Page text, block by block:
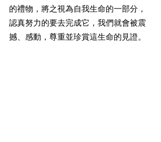
的禮物，將之視為自我生命的一部分，
認真努力的要去完成它，我們就會被震
撼、感動，尊重並珍賞這生命的見證。